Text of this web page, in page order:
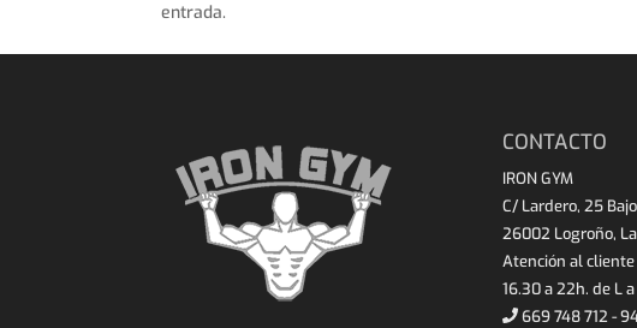
entrada.
CONTACTO
IRON GYM
C/ Lardero, 25 Bajo
26002 Logroño,
Atención al cliente
16.30 a 22h. de L
669 748 712 -